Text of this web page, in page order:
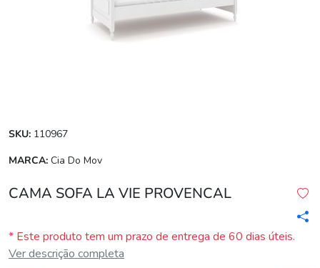
SKU: 110967
MARCA: Cia Do Mov
CAMA SOFA LA VIE PROVENCAL
* Este produto tem um prazo de entrega de 60 dias úteis.
Ver descrição completa